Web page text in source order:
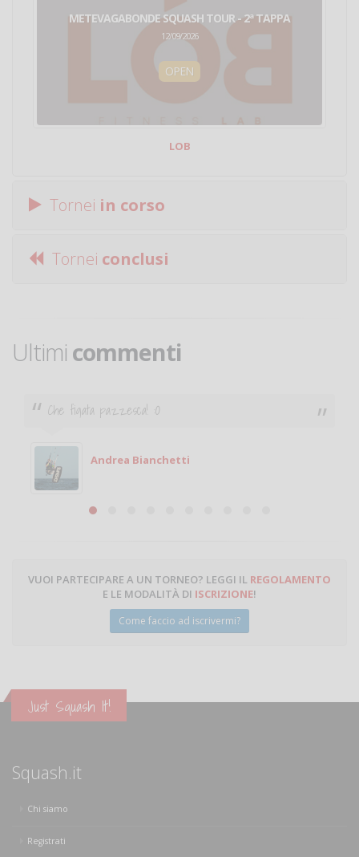
METEVAGABONDE SQUASH TOUR - 2ª TAPPA
12/09/2026
OPEN
LOB
Tornei in corso
Tornei conclusi
Ultimi commenti
Che figata pazzesca! :O
Andrea Bianchetti
VUOI PARTECIPARE A UN TORNEO? LEGGI IL REGOLAMENTO
E LE MODALITÀ DI ISCRIZIONE!
Come faccio ad iscrivermi?
Just Squash It!
Squash.it
Chi siamo
Registrati